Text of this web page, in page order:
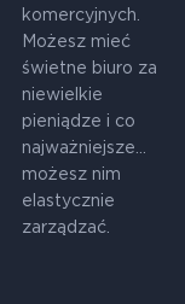
komercyjnych.
Możesz mieć
świetne biuro za
niewielkie
pieniądze i co
najważniejsze...
możesz nim
elastycznie
zarządzać.